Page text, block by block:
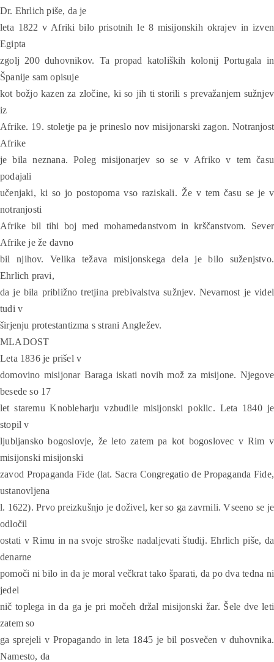
Dr. Ehrlich piše, da je
leta 1822 v Afriki bilo prisotnih le 8 misijonskih okrajev in izven
Egipta
zgolj 200 duhovnikov. Ta propad katoliških kolonij Portugala in
Španije sam opisuje
kot božjo kazen za zločine, ki so jih ti storili s prevažanjem sužnjev
iz
Afrike. 19. stoletje pa je prineslo nov misijonarski zagon. Notranjost
Afrike
je bila neznana. Poleg misijonarjev so se v Afriko v tem času
podajali
učenjaki, ki so jo postopoma vso raziskali. Že v tem času se je v
notranjosti
Afrike bil tihi boj med mohamedanstvom in krščanstvom. Sever
Afrike je že davno
bil njihov. Velika težava misijonskega dela je bilo suženjstvo.
Ehrlich pravi,
da je bila približno tretjina prebivalstva sužnjev. Nevarnost je videl
tudi v
širjenju protestantizma s strani Angležev.
MLADOST
Leta 1836 je prišel v
domovino misijonar Baraga iskati novih mož za misijone. Njegove
besede so 17
let staremu Knobleharju vzbudile misijonski poklic. Leta 1840 je
stopil v
ljubljansko bogoslovje, že leto zatem pa kot bogoslovec v Rim v
misijonski misijonski
zavod Propaganda Fide (lat. Sacra Congregatio de Propaganda Fide,
ustanovljena
l. 1622). Prvo preizkušnjo je doživel, ker so ga zavrnili. Vseeno se je
odločil
ostati v Rimu in na svoje stroške nadaljevati študij. Ehrlich piše, da
denarne
pomoči ni bilo in da je moral večkrat tako šparati, da po dva tedna ni
jedel
nič toplega in da ga je pri močeh držal misijonski žar. Šele dve leti
zatem so
ga sprejeli v Propagando in leta 1845 je bil posvečen v duhovnika.
Namesto, da